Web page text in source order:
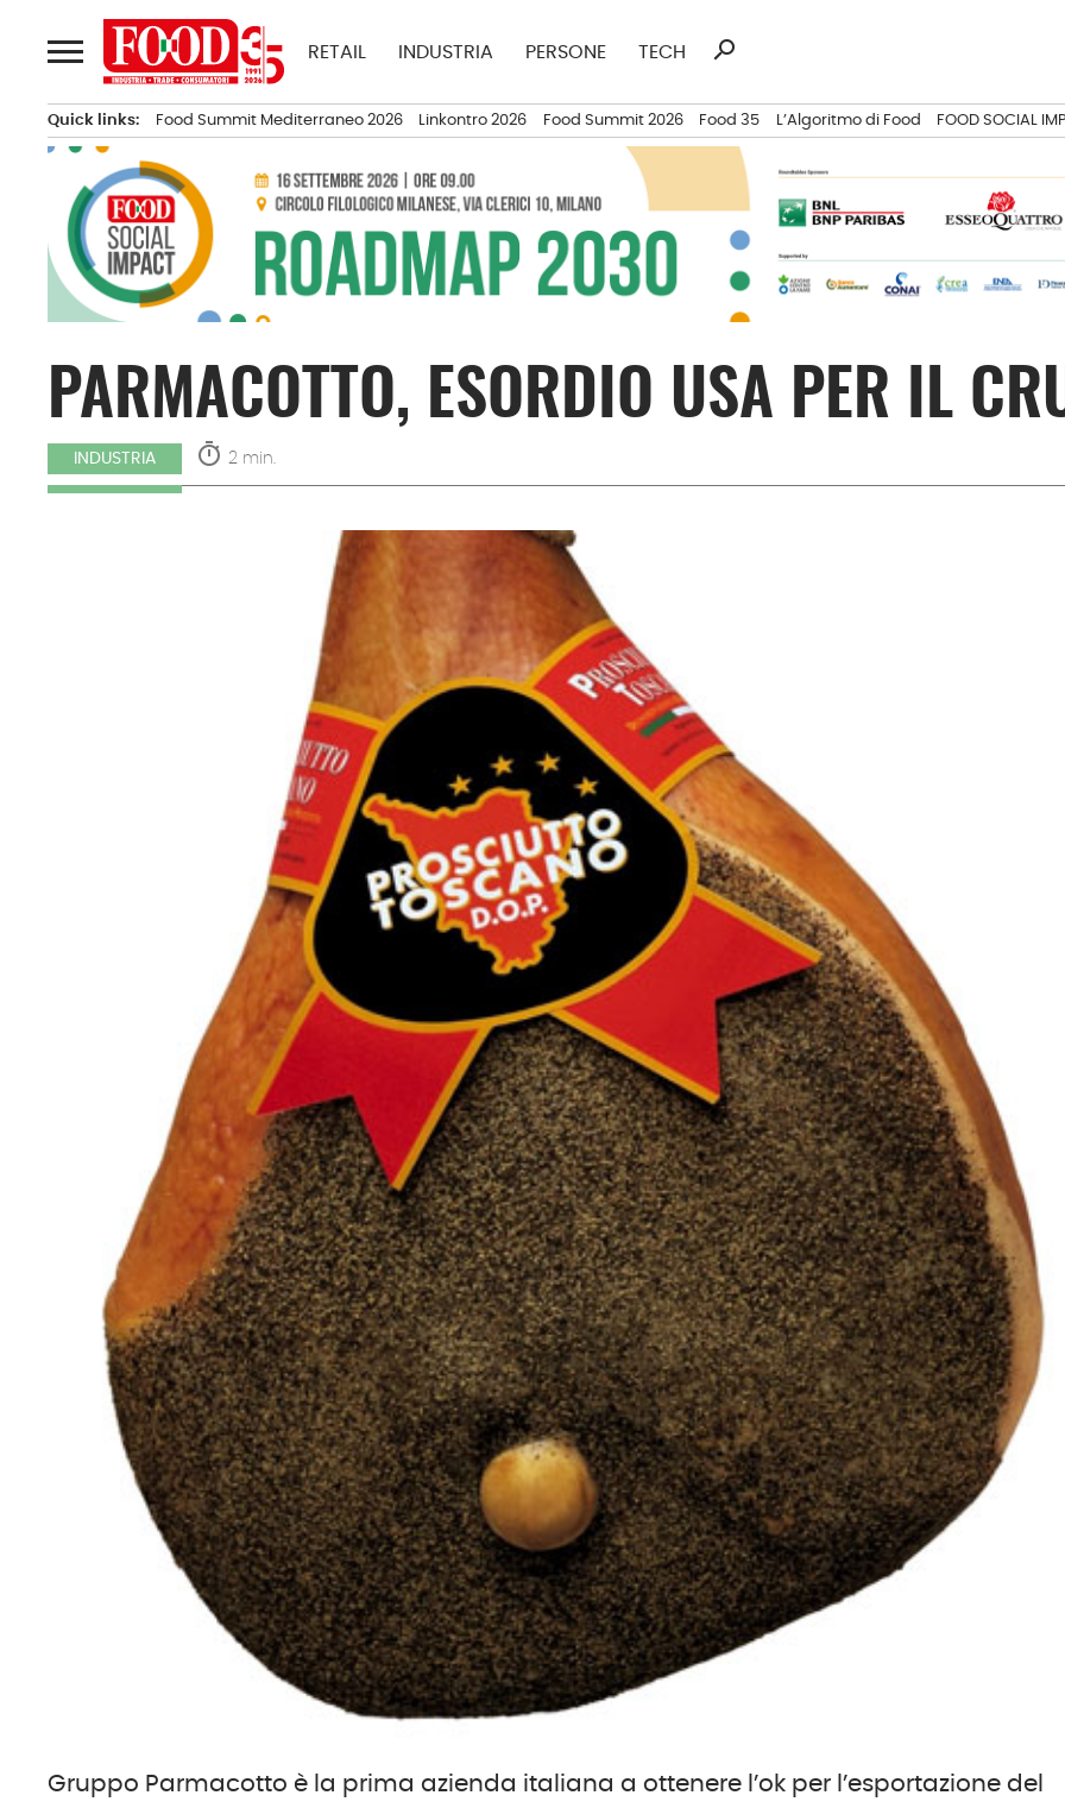
al
contenuto
RETAIL INDUSTRIA PERSONE TECH
Ricerca
search
Quick links: Food Summit Mediterraneo 2026 Linkontro 2026 Food Summit 2026 Food 35 L’Algoritmo di Food FOOD SOCIAL
PARMACOTTO, ESORDIO USA PER IL
INDUSTRIA timer 2 min.
Gruppo Parmacotto è la prima azienda italiana a ottenere l’ok per l’esportazione del